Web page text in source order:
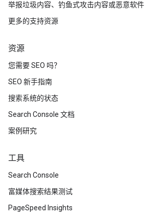
举报垃圾内容、钓鱼式攻击内容或恶意软件
更多的支持资源
资源
您需要 SEO 吗？
SEO 新手指南
搜索系统的状态
Search Console 文档
案例研究
工具
Search Console
富媒体搜索结果测试
PageSpeed Insights